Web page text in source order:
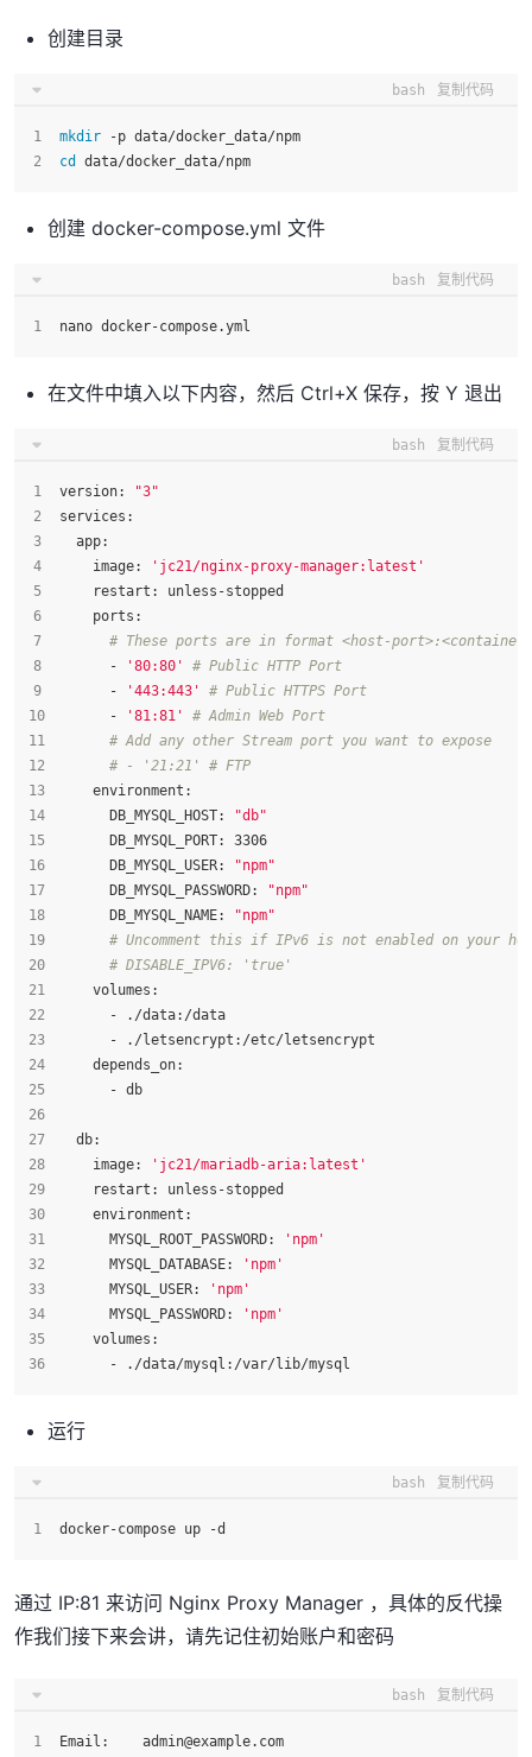
创建目录
bash 复制代码
mkdir -p data/docker_data/npm
cd
data/docker_data/npm
创建 docker-compose.yml 文件
bash 复制代码
nano docker-compose.yml
在文件中填入以下内容，然后 Ctrl+X 保存，按 Y 退出
bash 复制代码
version:
"3"
services:
  app:
    image:
'jc21/nginx-proxy-manager:latest'
    restart: unless-stopped
    ports:
# These ports are in format <host-
      -
'80:80'
# Public HTTP Port
      -
'443:443'
# Public HTTPS Port
      -
'81:81'
# Admin Web Port
# Add any other Stream port you want to expose
# - '21:21' # FTP
    environment:
      DB_MYSQL_HOST:
"db"
      DB_MYSQL_PORT: 3306
      DB_MYSQL_USER:
"npm"
      DB_MYSQL_PASSWORD:
"npm"
      DB_MYSQL_NAME:
"npm"
# Uncomment this if IPv6 is not enabled on your
# DISABLE_IPV6: 'true'
    volumes:
      - ./data:/data
      - ./letsencrypt:/etc/letsencrypt
    depends_on:
      - db
  db:
    image:
'jc21/mariadb-aria:latest'
    restart: unless-stopped
    environment:
      MYSQL_ROOT_PASSWORD:
'npm'
      MYSQL_DATABASE:
'npm'
      MYSQL_USER:
'npm'
      MYSQL_PASSWORD:
'npm'
    volumes:
      - ./data/mysql:/var/lib/mysql
运行
bash 复制代码
docker-compose up -d
通过 IP:81 来访问 Nginx Proxy Manager ，具体的反代操
作我们接下来会讲，请先记住初始账户和密码
bash 复制代码
Email:    admin@example.com